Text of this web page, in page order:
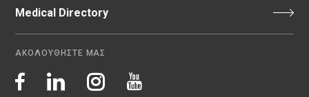
Medical Directory
ΑΚΟΛΟΥΘΗΣΤΕ ΜΑΣ